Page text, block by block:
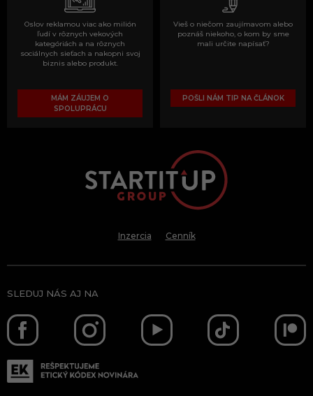
Oslov reklamou viac ako milión
ľudí v rôznych vekových
kategóriách a na rôznych
sociálnych sieťach a nakopni svoj
biznis alebo produkt.
MÁM ZÁUJEM O
SPOLUPRÁCU
Vieš o niečom zaujímavom alebo
poznáš niekoho, o kom by sme
mali určite napísať?
POŠLI NÁM TIP NA ČLÁNOK
Inzercia Cenník
SLEDUJ NÁS AJ NA